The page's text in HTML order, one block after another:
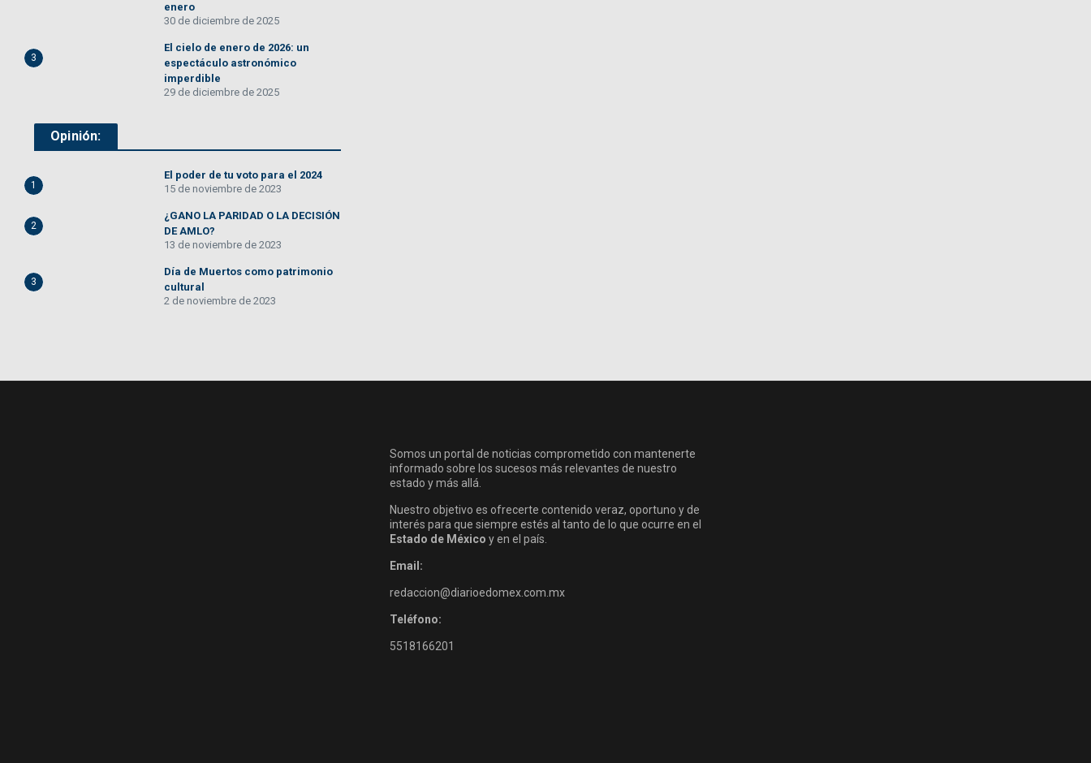
enero
30 de diciembre de 2025
3
El cielo de enero de 2026: un
espectáculo astronómico
imperdible
29 de diciembre de 2025
Opinión:
1
El poder de tu voto para el 2024
15 de noviembre de 2023
2
¿GANO LA PARIDAD O LA DECISIÓN
DE AMLO?
13 de noviembre de 2023
3
Día de Muertos como patrimonio
cultural
2 de noviembre de 2023
Somos un portal de noticias comprometido con mantenerte
informado sobre los sucesos más relevantes de nuestro
estado y más allá.
Nuestro objetivo es ofrecerte contenido veraz, oportuno y de
interés para que siempre estés al tanto de lo que ocurre en el
Estado de México y en el país.
Email:
redaccion@diarioedomex.com.mx
Teléfono:
5518166201